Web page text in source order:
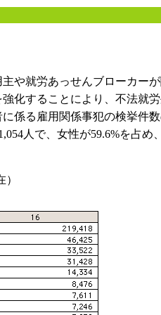
就労あっせんブローカー
化することにより、不法就
係る雇用関係事犯の検挙件
人で、女性が59.6%を占め